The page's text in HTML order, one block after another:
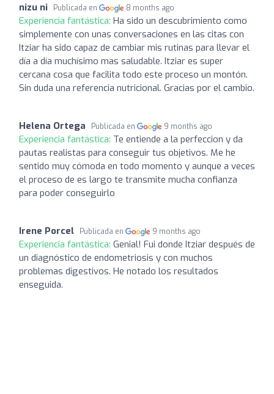
nizu ni Publicada en 8 months ago
Experiencia fantástica: Ha sido un descubrimiento como
simplemente con unas conversaciones en las citas con
Itziar ha sido capaz de cambiar mis rutinas para llevar el
día a día muchísimo mas saludable. Itziar es super
cercana cosa que facilita todo este proceso un montón.
Sin duda una referencia nutricional. Gracias por el cambio.
Helena Ortega Publicada en 9 months ago
Experiencia fantástica: Te entiende a la perfeccion y da
pautas realistas para conseguir tus objetivos. Me he
sentido muy cómoda en todo momento y aunque a veces
el proceso de es largo te transmite mucha confianza
para poder conseguirlo
Irene Porcel Publicada en 9 months ago
Experiencia fantástica: Genial! Fui donde Itziar después de
un diagnóstico de endometriosis y con muchos
problemas digestivos. He notado los resultados
enseguida.